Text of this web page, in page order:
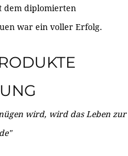
dem diplomierten
war ein voller Erfolg.
wird, wird das Leben zur